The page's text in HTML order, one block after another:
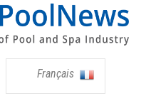
Français